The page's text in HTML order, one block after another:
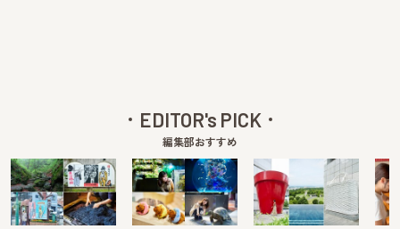
EDITOR's PICK
編集部おすすめ